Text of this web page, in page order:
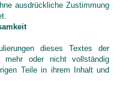
ausdrückliche Zustimmung
dieses Textes der
mehr oder nicht vollständig
Teile in ihrem Inhalt und